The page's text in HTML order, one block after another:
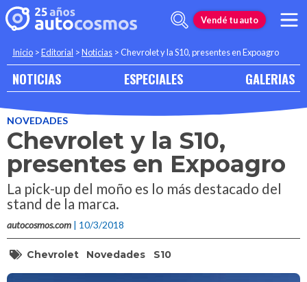
Vendé tu auto
Inicio >Editorial >Noticias >Chevrolet y la S10, presentes en Expoagro
NOTICIAS ESPECIALES GALERIAS
NOVEDADES
Chevrolet y la S10,
presentes en Expoagro
La pick-up del moño es lo más destacado del
stand de la marca.
autocosmos.com | 10/3/2018
Chevrolet Novedades S10